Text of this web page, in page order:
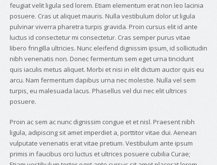
feugiat velit ligula sed lorem. Etiam elementum erat non leo lacinia
posuere. Cras ut aliquet mauris. Nulla vestibulum dolor ut ligula
pulvinar viverra pharetra turpis gravida. Proin cursus elit id ante
luctus id consectetur mi consectetur. Cras semper purus vitae
libero fringilla ultricies. Nunc eleifend dignissim ipsum, id sollicitudin
nibh venenatis non. Donec fermentum sem eget urna tincidunt
quis iaculis metus aliquet. Morbi et nisi in elit dictum auctor quis eu
arcu. Nam fermentum dapibus urna nec molestie. Nulla vel sem
turpis, eu malesuada lacus. Phasellus vel dui nec elit ultrices
posuere.
Proin ac sem ac nunc dignissim congue et et nisl. Praesent nibh
ligula, adipiscing sit amet imperdiet a, porttitor vitae dui. Aenean
vulputate venenatis erat vitae pretium. Vestibulum ante ipsum
primis in faucibus orci luctus et ultrices posuere cubilia Curae;